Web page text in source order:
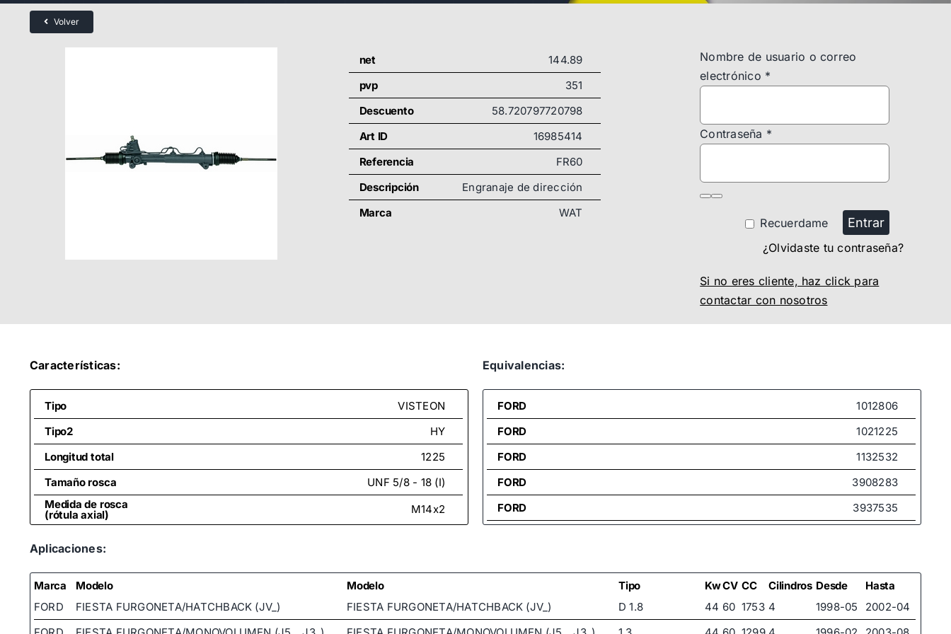
Volver
net
144.89
pvp
351
Descuento
58.720797720798
Art ID
16985414
Referencia
FR60
Descripción
Engranaje de dirección
Marca
WAT
Nombre de usuario o correo
electrónico *
Contraseña *
Recuerdame Entrar
¿Olvidaste tu contraseña?
Si no eres cliente, haz click para
contactar con nosotros
Características:
Tipo
VISTEON
Tipo2
HY
Longitud total
1225
Tamaño rosca
UNF 5/8 - 18 (I)
Medida de rosca
(rótula axial) M14x2
Equivalencias:
FORD
1012806
FORD
1021225
FORD
1132532
FORD
3908283
FORD
3937535
4088255
FORD
96FB3200AH
Aplicaciones:
Marca Modelo Modelo Tipo KwCV CC Cilindros Desde
Hasta
FORD
FIESTA FURGONETA/HATCHBACK (JV_) FIESTA FURGONETA/HATCHBACK (JV_) D 1.8 44 60 1753 4 1998-05
2002-04